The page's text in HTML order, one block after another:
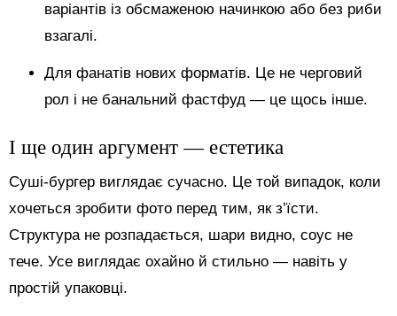
варіантів із обсмаженою начинкою або без риби
взагалі.
Для фанатів нових форматів. Це не черговий
рол і не банальний фастфуд — це щось інше.
І ще один аргумент — естетика
Суші-бургер виглядає сучасно. Це той випадок, коли
хочеться зробити фото перед тим, як з’їсти.
Структура не розпадається, шари видно, соус не
тече. Усе виглядає охайно й стильно — навіть у
простій упаковці.